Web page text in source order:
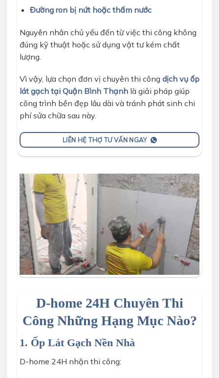
Đường ron bị nứt hoặc thấm nước
Nguyên nhân chủ yếu đến từ việc thi công không
đúng kỹ thuật hoặc sử dụng vật tư kém chất
lượng.
Vì vậy, lựa chọn đơn vị chuyên thi công dịch vụ ốp
lát gạch tại Quận Bình Thạnh là giải pháp giúp
công trình bền đẹp lâu dài và tránh phát sinh chi
phí sửa chữa sau này.
LIÊN HỆ THỢ TƯ VẤN NGAY
D-home 24H Chuyên Thi
Công Những Hạng Mục Nào?
1. Ốp Lát Gạch Nền Nhà
D-home 24H nhận thi công: